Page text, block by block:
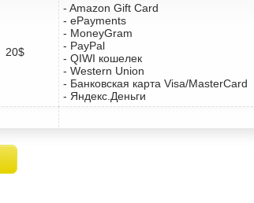
20$
- Amazon Gift Card
- ePayments
- MoneyGram
- PayPal
- QIWI кошелек
- Western Union
- Банковская карта Visa/MasterCard
- Яндекс.Деньги